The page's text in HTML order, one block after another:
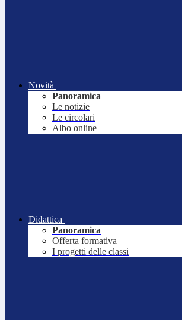
Novità
Panoramica
Le notizie
Le circolari
Albo online
Didattica
Panoramica
Offerta formativa
I progetti delle classi